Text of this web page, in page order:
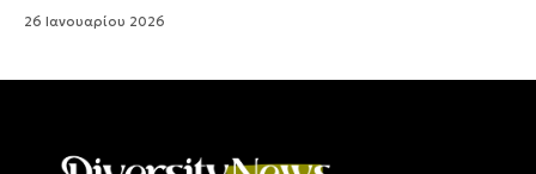
26 Ιανουαρίου 2026